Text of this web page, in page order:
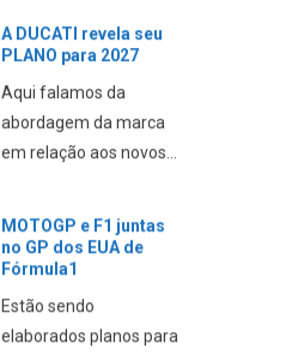
A DUCATI revela seu
PLANO para 2027
Aqui falamos da
abordagem da marca
em relação aos novos...
MOTOGP e F1 juntas
no GP dos EUA de
Fórmula1
Estão sendo
elaborados planos para